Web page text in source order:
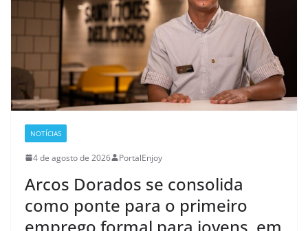
NOTÍCIAS
4 de agosto de 2026 PortalEnjoy
Arcos Dorados se consolida
como ponte para o primeiro
emprego formal para jovens, em